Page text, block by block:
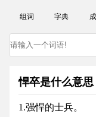
组词 字典
悍卒是什么意思
1.强悍的士兵。